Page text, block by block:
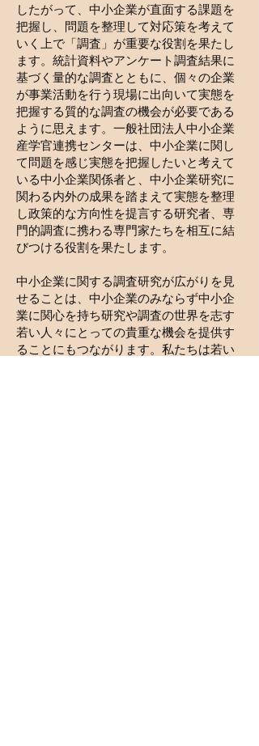
したがって、中小企業が直面する課題を
把握し、問題を整理して対応策を考えて
いく上で「調査」が重要な役割を果たし
ます。統計資料やアンケート調査結果に
基づく量的な調査とともに、個々の企業
が事業活動を行う現場に出向いて実態を
把握する質的な調査の機会が必要である
ように思えます。一般社団法人中小企業
産学官連携センターは、中小企業に関し
て問題を感じ実態を把握したいと考えて
いる中小企業関係者と、中小企業研究に
関わる内外の成果を踏まえて実態を整理
し政策的な方向性を提言する研究者、専
門的調査に携わる専門家たちを相互に結
びつける役割を果たします。
中小企業に関する調査研究が広がりを見
せることは、中小企業のみならず中小企
業に関心を持ち研究や調査の世界を志す
若い人々にとっての貴重な機会を提供す
ることにもつながります。私たちは若い